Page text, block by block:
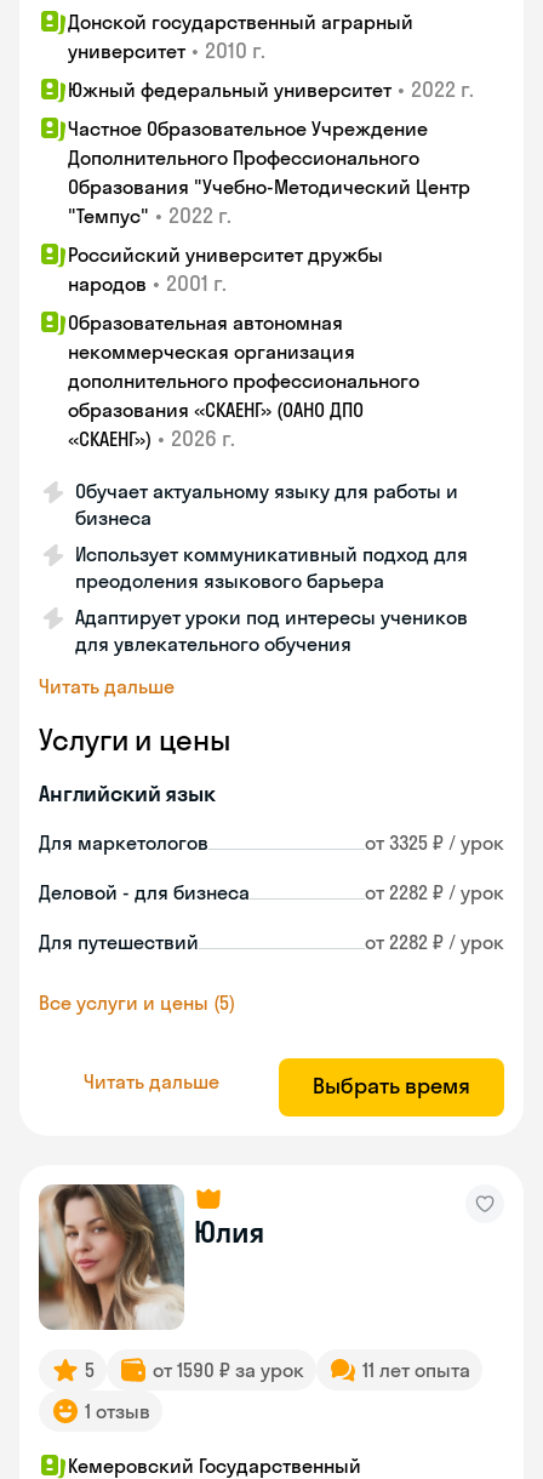
Донской государственный аграрный
университет • 2010 г.
Южный федеральный университет • 2022 г.
Частное Образовательное Учреждение
Дополнительного Профессионального
Образования "Учебно-Методический Центр
"Темпус" • 2022 г.
Российский университет дружбы
народов • 2001 г.
Образовательная автономная
некоммерческая организация
дополнительного профессионального
образования «СКАЕНГ» (ОАНО ДПО
«СКАЕНГ») • 2026 г.
Обучает актуальному языку для работы и
бизнеса
Использует коммуникативный подход для
преодоления языкового барьера
Адаптирует уроки под интересы учеников
для увлекательного обучения
Читать дальше
Услуги и цены
Английский язык
Для маркетологов от 3325 ₽ / урок
Деловой - для бизнеса от 2282 ₽ / урок
Для путешествий от 2282 ₽ / урок
Все услуги и цены (5)
Читать дальше Выбрать время
Юлия
5 от 1590 ₽ за урок
11 лет опыта
1 отзыв
Кемеровский Государственный